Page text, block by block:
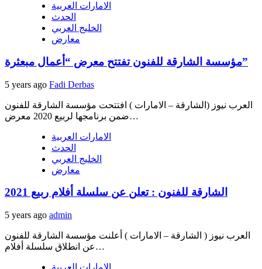
الامارات العربية
الحدث
الخليج العربي
معارض
مؤسسة الشارقة للفنون تفتتح معرض “أعمال مبعثرة”
5 years ago Fadi Derbas
العرب نيوز (الشارقة – الامارات ) افتتحت مؤسسة الشارقة للفنون
ضمن برنامجها لربيع 2020 معرض…
الامارات العربية
الحدث
الخليج العربي
معارض
الشارقة للفنون : تعلن عن سلسلة أفلام ربيع 2021
5 years ago admin
العرب نيوز ( الشارقة – الامارات ) أعلنت مؤسسة الشارقة للفنون
عن انطلاق سلسلة أفلام…